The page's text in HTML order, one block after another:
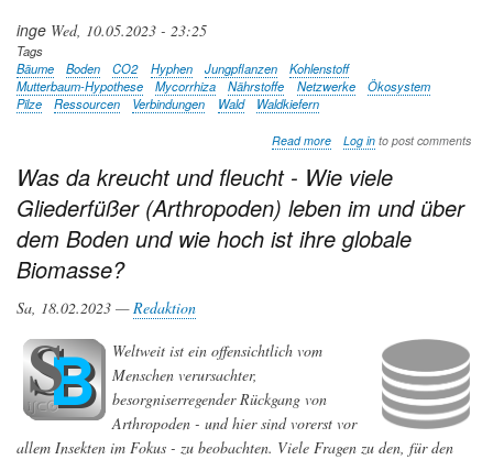
inge Wed, 10.05.2023 - 23:25
Tags
Bäume
Boden CO2 Hyphen Jungpflanzen
Kohlenstoff
Mutterbaum-Hypothese
Mycorrhiza Nährstoffe Netzwerke
Ökosystem
Pilze
Ressourcen Verbindungen Wald Waldkiefern
Read moreabout
die
unterirdischen
Verbindungen
den
Log into post comments
Was da kreucht und fleucht - Wie viele
Gliederfüßer (Arthropoden) leben im und über
dem Boden und wie hoch ist ihre globale
Biomasse?
Sa, 18.02.2023 —Redaktion
Weltweit ist ein offensichtlich vom
Menschen verursachter,
besorgniserregender Rückgang von
Arthropoden - und hier sind vorerst vor
allem Insekten im Fokus - zu beobachten. Viele Fragen zu den, für den